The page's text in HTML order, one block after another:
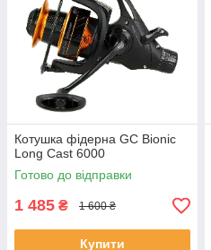
Котушка фідерна GC Bionic
Long Cast 6000
Готово до відправки
1 485 ₴ 1 600 ₴
Купити